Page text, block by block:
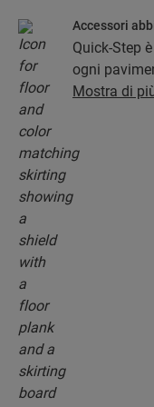
Accessori
Quick-Step
ogni
collezione
Mostra di